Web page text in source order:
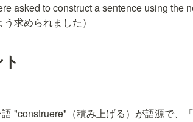
asked to construct a sentence using the
求められました）
"construere"（積み上げる）が語源で、